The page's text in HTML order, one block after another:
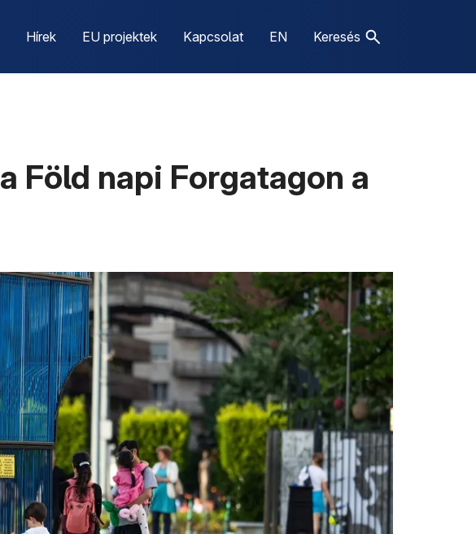
Hírek EU projektek Kapcsolat EN Keresés
Föld napi Forgatagon a